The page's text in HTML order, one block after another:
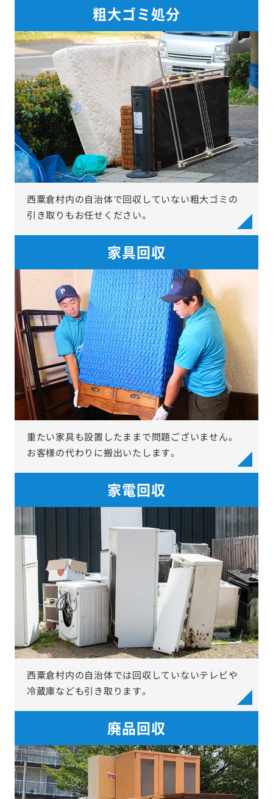
粗大ゴミ処分
西粟倉村内の自治体で回収していない粗大ゴミの
引き取りもお任せください。
家具回収
重たい家具も設置したままで問題ございません。
お客様の代わりに搬出いたします。
家電回収
西粟倉村内の自治体では回収していないテレビや
冷蔵庫なども引き取ります。
廃品回収